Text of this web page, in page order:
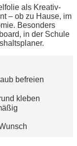
als Kreativ-
– ob zu Hause, im
Besonders
in der Schule
befreien
kleben